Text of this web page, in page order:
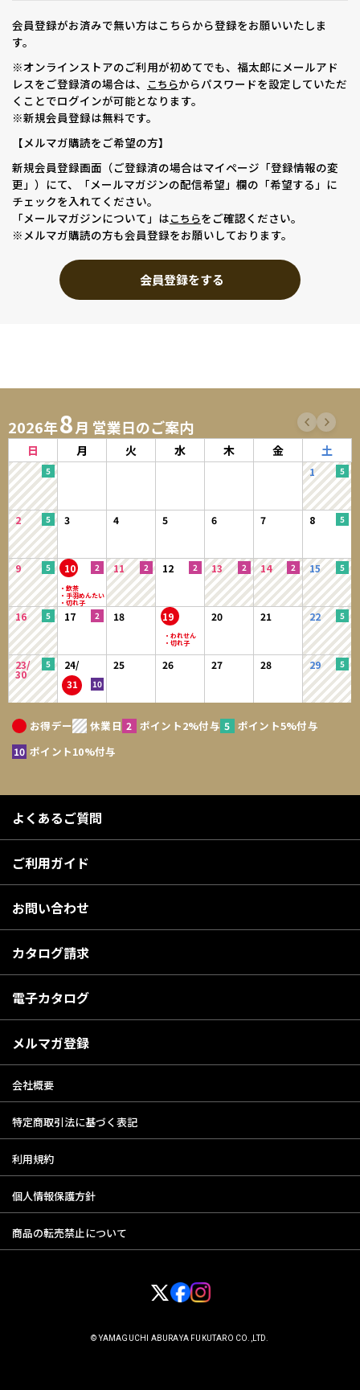
会員登録がお済みで無い方はこちらから登録をお願いいたしま
す。
※オンラインストアのご利用が初めてでも、福太郎にメールアド
レスをご登録済の場合は、 こちらからパスワードを設定していただ
くことでログインが可能となります。
※新規会員登録は無料です。
【メルマガ購読をご希望の方】
新規会員登録画面（ご登録済の場合はマイページ「登録情報の変
更」）にて、「メールマガジンの配信希望」欄の「希望する」に
チェックを入れてください。
「メールマガジンについて」はこちらをご確認ください。
※メルマガ購読の方も会員登録をお願いしております。
会員登録をする
2026年8月 営業日のご案内
日 月 火 水 木 金 土
1
2 3 4 5 6 7 8
9 10 11 12 13 14 15
16 17 18 19 20 21 22
23/
30
24/
31
25 26 27 28 29
お得デー 休業日 ポイント2%付与
ポイント5%付与
ポイント10%付与
よくあるご質問
ご利用ガイド
お問い合わせ
カタログ請求
電子カタログ
メルマガ登録
会社概要
特定商取引法に基づく表記
利用規約
個人情報保護方針
商品の転売禁止について
© YAMAGUCHI ABURAYA FUKUTARO CO.,LTD.